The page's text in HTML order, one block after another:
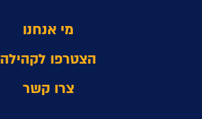
מי אנחנו
הצטרפו לקהילה
צרו קשר